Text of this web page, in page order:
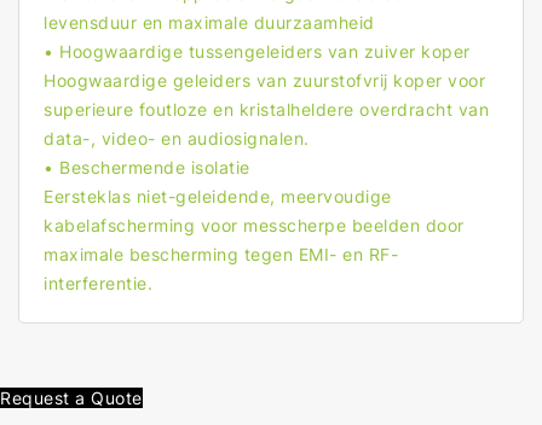
levensduur en maximale duurzaamheid
• Hoogwaardige tussengeleiders van zuiver koper
Hoogwaardige geleiders van zuurstofvrij koper voor
superieure foutloze en kristalheldere overdracht van
data-, video- en audiosignalen.
• Beschermende isolatie
Eersteklas niet-geleidende, meervoudige
kabelafscherming voor messcherpe beelden door
maximale bescherming tegen EMI- en RF-
interferentie.
Request a Quote